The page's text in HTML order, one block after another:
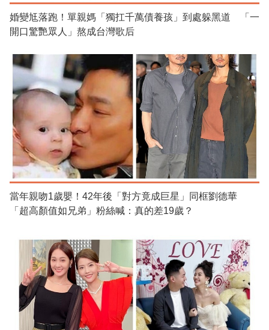
婚變尪落跑！單親媽「獨扛千萬債養孩」到處躲黑道 「一
開口驚艷眾人」熬成台灣歌后
當年親吻1歲嬰！42年後「對方竟成巨星」同框劉德華
「超高顏值如兄弟」粉絲喊：真的差19歲？